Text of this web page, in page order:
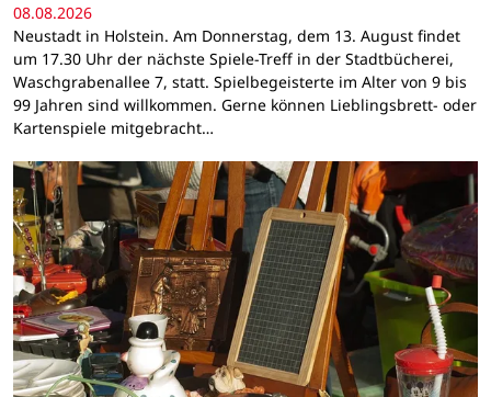
08.08.2026
Neustadt in Holstein. Am Donnerstag, dem 13. August findet
um 17.30 Uhr der nächste Spiele-Treff in der Stadtbücherei,
Waschgrabenallee 7, statt. Spielbegeisterte im Alter von 9 bis
99 Jahren sind willkommen. Gerne können Lieblingsbrett- oder
Kartenspiele mitgebracht…